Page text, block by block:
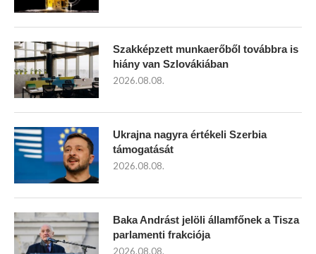
Szakképzett munkaerőből továbbra is
hiány van Szlovákiában
2026.08.08.
Ukrajna nagyra értékeli Szerbia
támogatását
2026.08.08.
Baka Andrást jelöli államfőnek a Tisza
parlamenti frakciója
2026.08.08.